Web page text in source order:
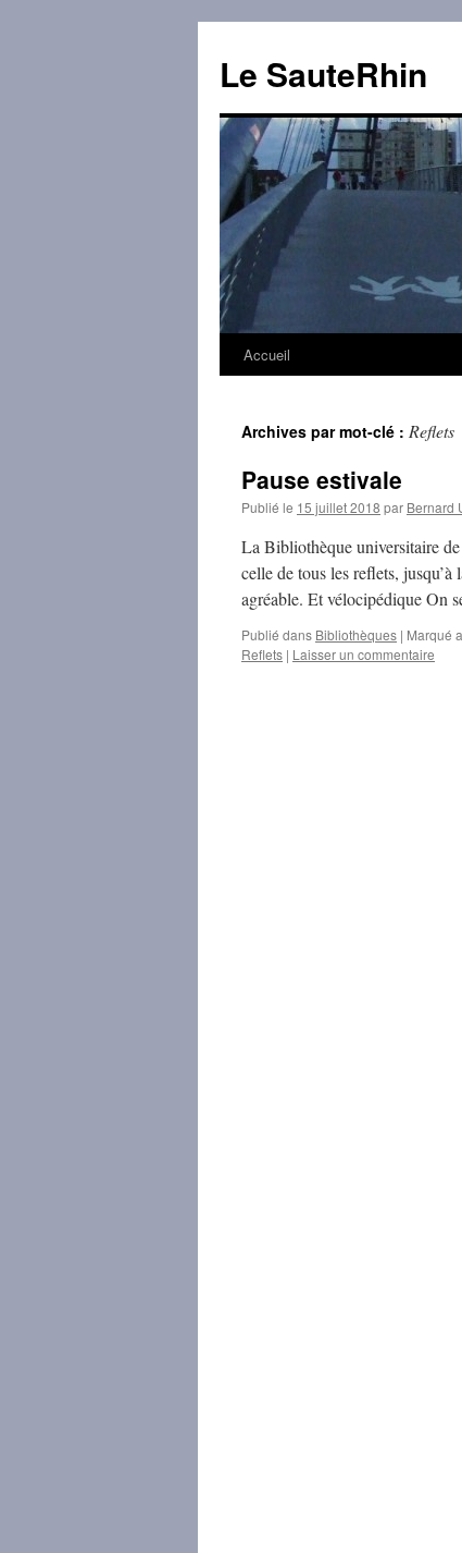
contenu
Le SauteRhin
Accueil
Archives par mot-clé : Reflets
Pause estivale
Publié le 15 juillet 2018 par Bernard
La Bibliothèque universitaire
celle de tous les reflets,
agréable. Et vélocipédique On
Publié dans Bibliothèques | Marqué
Reflets | Laisser un commentaire